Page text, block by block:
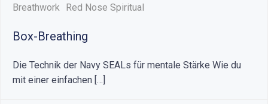
Breathwork Red Nose Spiritual
Box-Breathing
Die Technik der Navy SEALs für mentale Stärke Wie du
mit einer einfachen […]